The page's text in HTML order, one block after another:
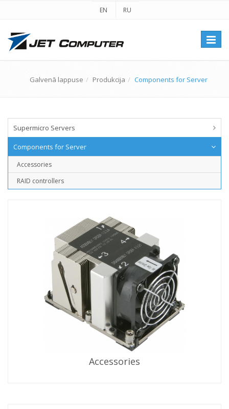
EN RU
Galvenā lappuse Produkcija Components for Server
Supermicro Servers
Components for Server
Accessories
RAID controllers
Accessories